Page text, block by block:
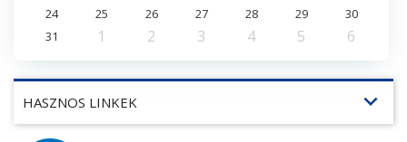
24
25 26 27 28 29
30
31
1 2 3 4 5 6
HASZNOS LINKEK expand_more